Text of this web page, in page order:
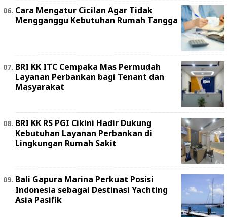
Cara Mengatur Cicilan Agar Tidak
Mengganggu Kebutuhan Rumah Tangga
BRI KK ITC Cempaka Mas Permudah
Layanan Perbankan bagi Tenant dan
Masyarakat
BRI KK RS PGI Cikini Hadir Dukung
Kebutuhan Layanan Perbankan di
Lingkungan Rumah Sakit
Bali Gapura Marina Perkuat Posisi
Indonesia sebagai Destinasi Yachting
Asia Pasifik